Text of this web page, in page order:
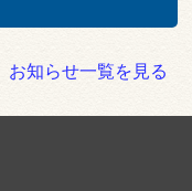
お知らせ一覧を見る